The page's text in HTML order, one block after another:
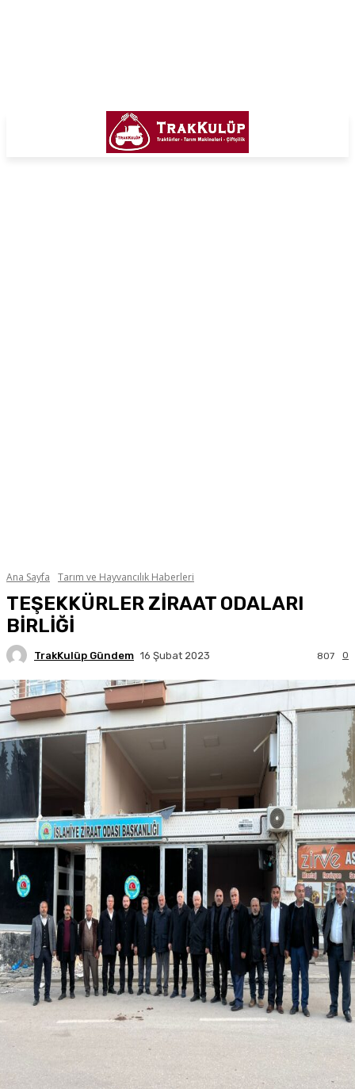
Ana Sayfa Tarım ve Hayvancılık Haberleri
TEŞEKKÜRLER ZİRAAT ODALARI
BİRLİĞİ
TrakKulüp Gündem 16 Şubat 2023 0
807